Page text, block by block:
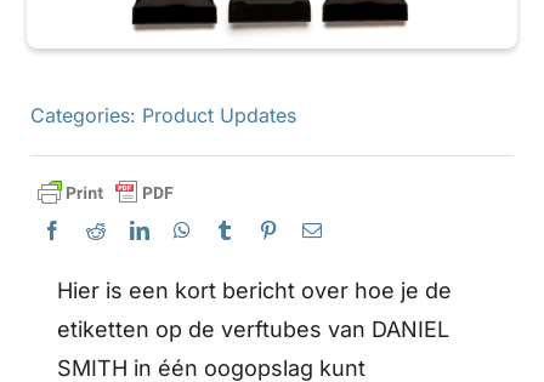
Neem contact met ons op
Categories: Product Updates
Hier is een kort bericht over hoe je de
etiketten op de verftubes van DANIEL
SMITH in één oogopslag kunt